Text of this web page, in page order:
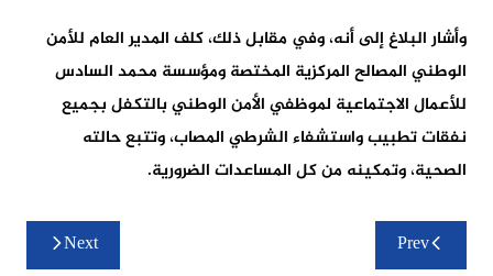
وأشار البلاغ إلى أنه، وفي مقابل ذلك، كلف المدير العام للأمن
الوطني المصالح المركزية المختصة ومؤسسة محمد السادس
للأعمال الاجتماعية لموظفي الأمن الوطني بالتكفل بجميع
نفقات تطبيب واستشفاء الشرطي المصاب، وتتبع حالته
الصحية، وتمكينه من كل المساعدات الضرورية.
تصفّح
المقالاتPrev
Next